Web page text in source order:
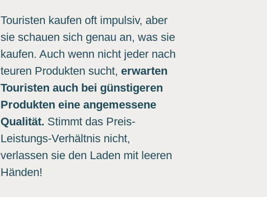
Touristen kaufen oft impulsiv, aber
sie schauen sich genau an, was sie
kaufen. Auch wenn nicht jeder nach
teuren Produkten sucht, erwarten
Touristen auch bei günstigeren
Produkten eine angemessene
Qualität. Stimmt das Preis-
Leistungs-Verhältnis nicht,
verlassen sie den Laden mit leeren
Händen!